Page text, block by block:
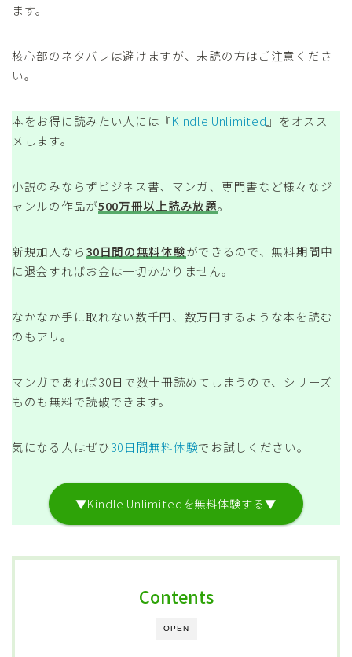
ます。
核心部のネタバレは避けますが、未読の方はご注意くださ
い。
本をお得に読みたい人には『Kindle Unlimited』をオスス
メします。
小説のみならずビジネス書、マンガ、専門書など様々なジ
ャンルの作品が500万冊以上読み放題。
新規加入なら30日間の無料体験ができるので、無料期間中
に退会すればお金は一切かかりません。
なかなか手に取れない数千円、数万円するような本を読む
のもアリ。
マンガであれば30日で数十冊読めてしまうので、シリーズ
ものも無料で読破できます。
気になる人はぜひ30日間無料体験でお試しください。
▼Kindle Unlimitedを無料体験する▼
OPEN
Contents